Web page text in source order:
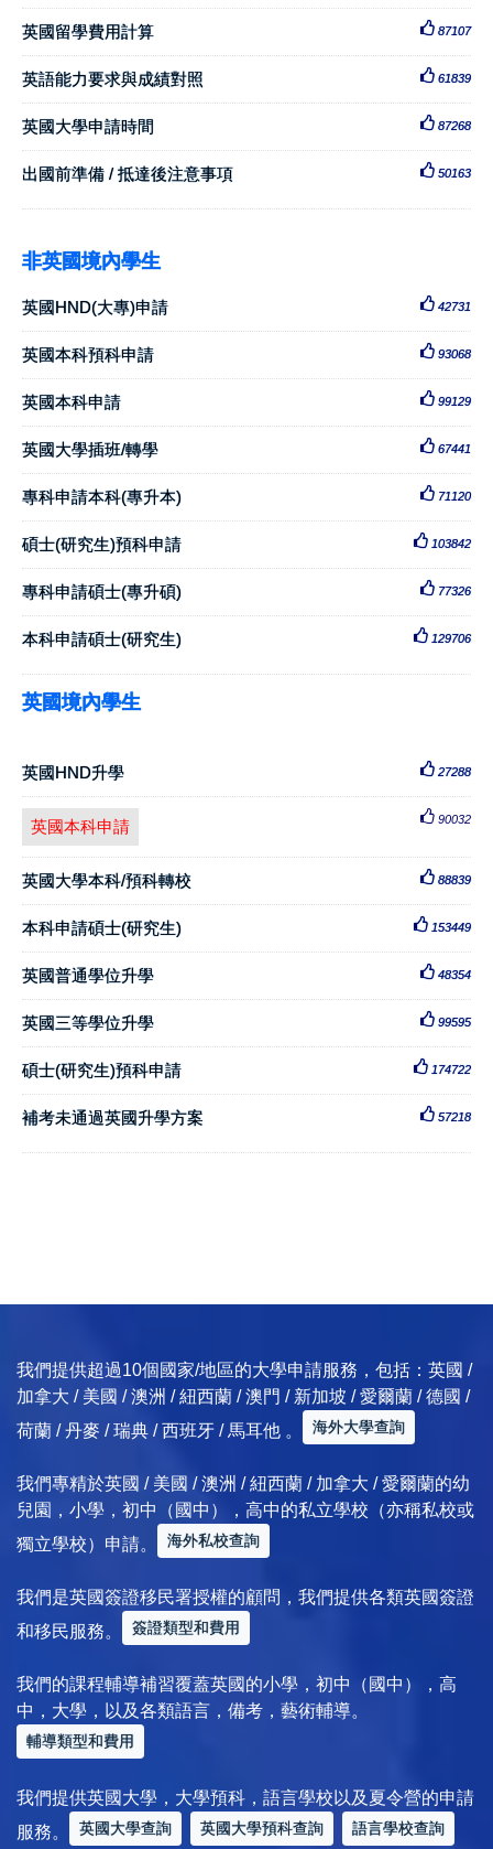
英國留學費用計算 87107
英語能力要求與成績對照 61839
英國大學申請時間 87268
出國前準備 / 抵達後注意事項 50163
非英國境內學生
英國HND(大專)申請 42731
英國本科預科申請 93068
英國本科申請 99129
英國大學插班/轉學 67441
專科申請本科(專升本) 71120
碩士(研究生)預科申請 103842
專科申請碩士(專升碩) 77326
本科申請碩士(研究生) 129706
英國境內學生
英國HND升學 27288
英國本科申請 90032
英國大學本科/預科轉校 88839
本科申請碩士(研究生) 153449
英國普通學位升學 48354
英國三等學位升學 99595
碩士(研究生)預科申請 174722
補考未通過英國升學方案 57218
我們提供超過10個國家/地區的大學申請服務，包括：英國 /
加拿大 / 美國 / 澳洲 / 紐西蘭 / 澳門 / 新加坡 / 愛爾蘭 / 德國 /
荷蘭 / 丹麥 / 瑞典 / 西班牙 / 馬耳他 。
海外大學查詢
我們專精於英國 / 美國 / 澳洲 / 紐西蘭 / 加拿大 / 愛爾蘭的幼
兒園，小學，初中（國中），高中的私立學校（亦稱私校或
獨立學校）申請。
海外私校查詢
我們是英國簽證移民署授權的顧問，我們提供各類英國簽證
和移民服務。
簽證類型和費用
我們的課程輔導補習覆蓋英國的小學，初中（國中），高
中，大學，以及各類語言，備考，藝術輔導。
輔導類型和費用
我們提供英國大學，大學預科，語言學校以及夏令營的申請
服務。
英國大學查詢 英國大學預科查詢 語言學校查詢